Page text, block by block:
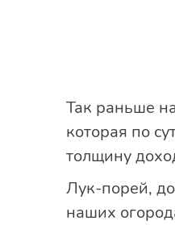
Так раньше
которая по
толщину
Лук-порей,
наших